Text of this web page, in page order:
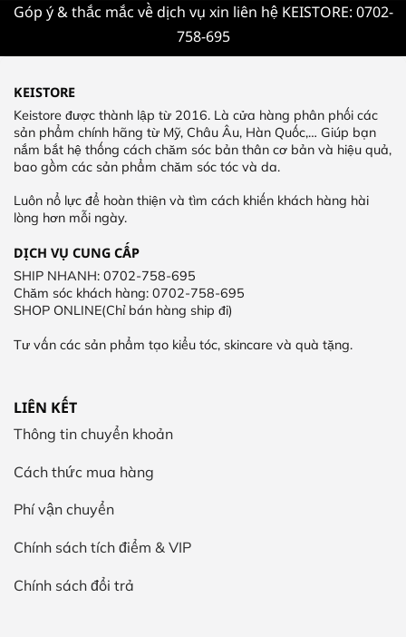
Góp ý & thắc mắc về dịch vụ xin liên hệ KEISTORE: 0702-
758-695
KEISTORE
Keistore được thành lập từ 2016. Là cửa hàng phân phối các
sản phẩm chính hãng từ Mỹ, Châu Âu, Hàn Quốc,… Giúp bạn
nắm bắt hệ thống cách chăm sóc bản thân cơ bản và hiệu quả,
bao gồm các sản phẩm chăm sóc tóc và da.
Luôn nổ lực để hoàn thiện và tìm cách khiến khách hàng hài
lòng hơn mỗi ngày.
DỊCH VỤ CUNG CẤP
SHIP NHANH: 0702-758-695
Chăm sóc khách hàng: 0702-758-695
SHOP ONLINE(Chỉ bán hàng ship đi)
Tư vấn các sản phẩm tạo kiểu tóc, skincare và quà tặng.
LIÊN KẾT
Thông tin chuyển khoản
Cách thức mua hàng
Phí vận chuyển
Chính sách tích điểm & VIP
Chính sách đổi trả